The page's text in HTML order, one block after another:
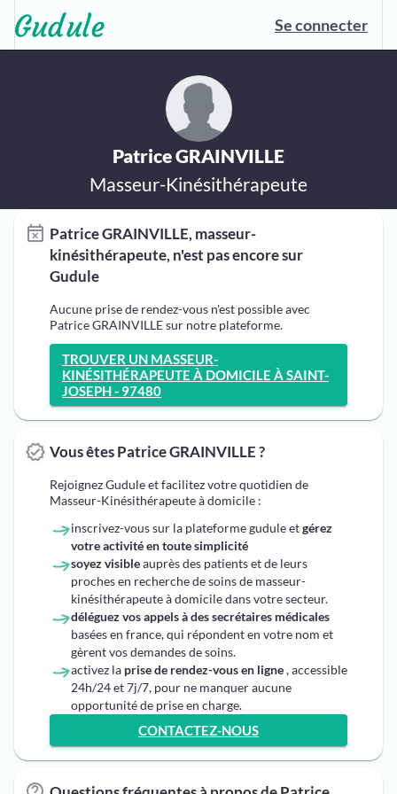
Se connecter
Patrice GRAINVILLE
Masseur-Kinésithérapeute
Patrice GRAINVILLE, masseur-
kinésithérapeute, n'est pas encore sur
Gudule
Aucune prise de rendez-vous n'est possible avec
Patrice GRAINVILLE sur notre plateforme.
TROUVER UN MASSEUR-
KINÉSITHÉRAPEUTE À DOMICILE À SAINT-
JOSEPH - 97480
Vous êtes Patrice GRAINVILLE ?
Rejoignez Gudule et facilitez votre quotidien de
Masseur-Kinésithérapeute à domicile :
inscrivez-vous sur la plateforme gudule etgérez
votre activité en toute simplicité
soyez visibleauprès des patients et de leurs
proches en recherche de soins de masseur-
kinésithérapeute à domicile dans votre secteur.
déléguez vos appels à des secrétaires médicales
basées en france, qui répondent en votre nom et
gèrent vos demandes de soins.
activez la prise de rendez-vous en ligne, accessible
24h/24 et 7j/7, pour ne manquer aucune
opportunité de prise en charge.
CONTACTEZ-NOUS